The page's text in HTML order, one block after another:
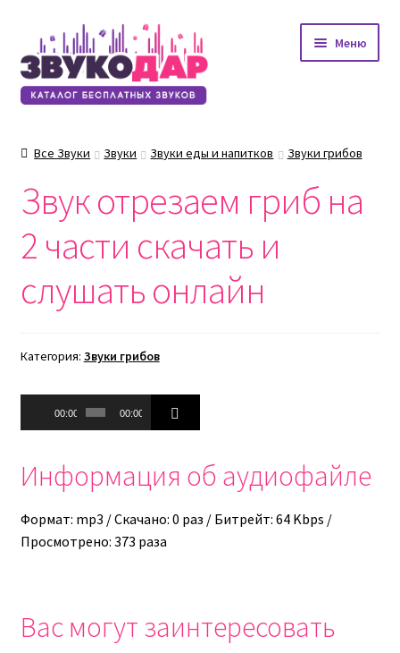
Перейти
к
навигации
Перейти
к
содержимому
Меню
Все Звуки Звуки Звуки еды и напитков Звуки грибов
Звук отрезаем гриб на
2 части скачать и
слушать онлайн
Категория: Звуки грибов
Аудиоплеер
00:00 00:00
Информация об аудиофайле
Формат: mp3 / Скачано: 0 раз / Битрейт: 64 Kbps /
Просмотрено: 373 раза
Вас могут заинтересовать